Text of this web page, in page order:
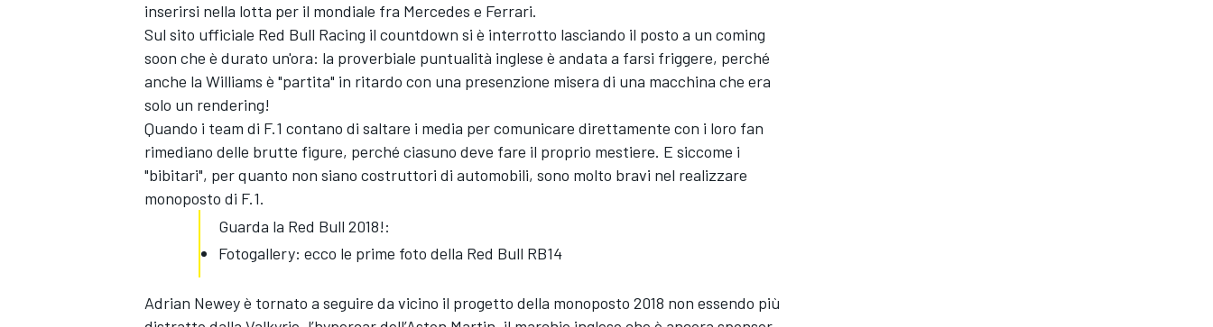
MONOPOSTO
inserirsi nella lotta per il mondiale fra Mercedes e Ferrari.
Sul sito ufficiale Red Bull Racing il countdown si è interrotto lasciando il posto a un coming
soon che è durato un'ora: la proverbiale puntualità inglese è andata a farsi friggere, perché
anche la Williams è "partita" in ritardo con una presenzione misera di una macchina che era
solo un rendering!
Quando i team di F.1 contano di saltare i media per comunicare direttamente con i loro fan
rimediano delle brutte figure, perché ciasuno deve fare il proprio mestiere. E siccome i
"bibitari", per quanto non siano costruttori di automobili, sono molto bravi nel realizzare
monoposto di F.1.
Guarda la Red Bull 2018!:
Fotogallery: ecco le prime foto della Red Bull RB14
Adrian Newey è tornato a seguire da vicino il progetto della monoposto 2018 non essendo più